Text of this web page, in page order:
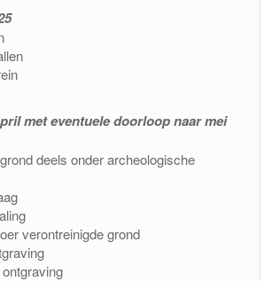
met eventuele doorloop naar mei
deels onder archeologische
verontreinigde grond